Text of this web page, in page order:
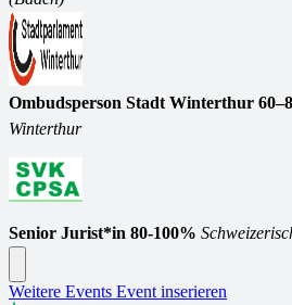
Ombudsperson Stadt Winterthur
Winterthur
Senior Jurist*in 80-100%
Weitere Events Event inserieren